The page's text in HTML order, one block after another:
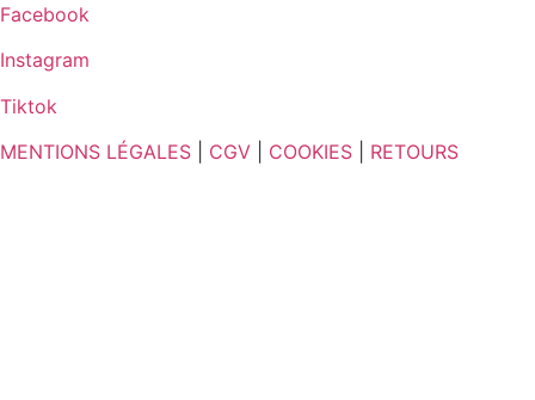
Facebook
Instagram
Tiktok
MENTIONS LÉGALES
CGV COOKIES RETOURS